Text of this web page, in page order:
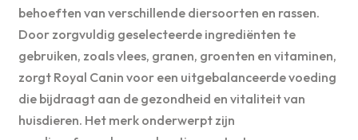
behoeften van verschillende diersoorten en rassen.
Door zorgvuldig geselecteerde ingrediënten te
gebruiken, zoals vlees, granen, groenten en vitaminen,
zorgt Royal Canin voor een uitgebalanceerde voeding
die bijdraagt aan de gezondheid en vitaliteit van
huisdieren. Het merk onderwerpt zijn